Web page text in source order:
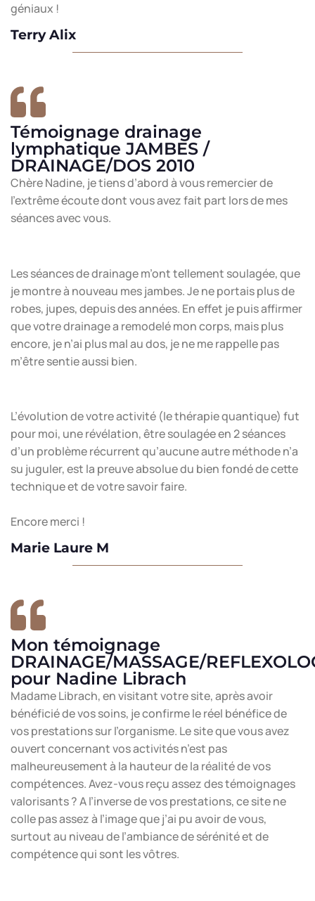
géniaux !
Terry Alix
Témoignage drainage
lymphatique JAMBES /
DRAINAGE/DOS 2010
Chère Nadine, je tiens d’abord à vous remercier de
l’extrême écoute dont vous avez fait part lors de mes
séances avec vous.
Les séances de drainage m’ont tellement soulagée, que
je montre à nouveau mes jambes. Je ne portais plus de
robes, jupes, depuis des années. En effet je puis affirmer
que votre drainage a remodelé mon corps, mais plus
encore, je n’ai plus mal au dos, je ne me rappelle pas
m’être sentie aussi bien.
L’évolution de votre activité (le thérapie quantique) fut
pour moi, une révélation, être soulagée en 2 séances
d’un problème récurrent qu’aucune autre méthode n’a
su juguler, est la preuve absolue du bien fondé de cette
technique et de votre savoir faire.
Encore merci !
Marie Laure M
Mon témoignage
DRAINAGE/MASSAGE/
pour Nadine Librach
Madame Librach, en visitant votre site, après avoir
bénéficié de vos soins, je confirme le réel bénéfice de
vos prestations sur l’organisme. Le site que vous avez
ouvert concernant vos activités n’est pas
malheureusement à la hauteur de la réalité de vos
compétences. Avez-vous reçu assez des témoignages
valorisants ? A l’inverse de vos prestations, ce site ne
colle pas assez à l’image que j’ai pu avoir de vous,
surtout au niveau de l’ambiance de sérénité et de
compétence qui sont les vôtres.